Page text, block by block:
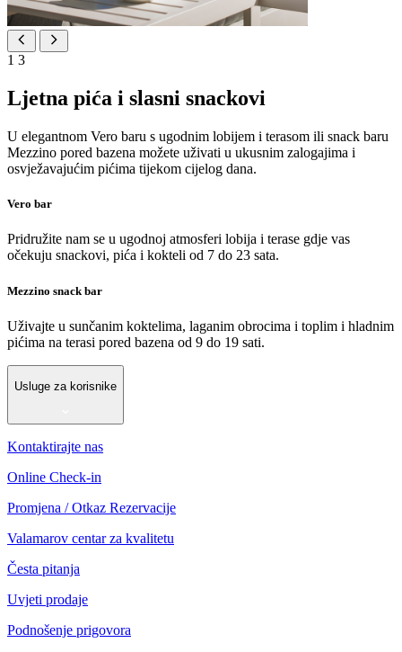
1 3
Ljetna pića i slasni snackovi
U elegantnom Vero baru s ugodnim lobijem i terasom ili snack baru
Mezzino pored bazena možete uživati ​​u ukusnim zalogajima i
osvježavajućim pićima tijekom cijelog dana.
Vero bar
Pridružite nam se u ugodnoj atmosferi lobija i terase gdje vas
očekuju snackovi, pića i kokteli od 7 do 23 sata.
Mezzino snack bar
Uživajte u sunčanim koktelima, laganim obrocima i toplim i hladnim
pićima na terasi pored bazena od 9 do 19 sati.
Usluge za korisnike
Kontaktirajte nas
Online Check-in
Promjena / Otkaz Rezervacije
Valamarov centar za kvalitetu
Česta pitanja
Uvjeti prodaje
Podnošenje prigovora